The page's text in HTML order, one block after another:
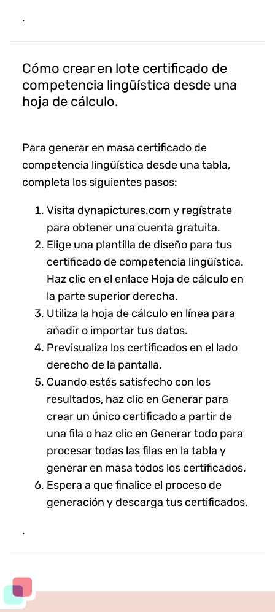
.
Cómo crear en lote certificado de
competencia lingüística desde una
hoja de cálculo.
Para generar en masa certificado de
competencia lingüística desde una tabla,
completa los siguientes pasos:
Visita dynapictures.com y regístrate
para obtener una cuenta gratuita.
Elige una plantilla de diseño para tus
certificado de competencia lingüística.
Haz clic en el enlace Hoja de cálculo en
la parte superior derecha.
Utiliza la hoja de cálculo en línea para
añadir o importar tus datos.
Previsualiza los certificados en el lado
derecho de la pantalla.
Cuando estés satisfecho con los
resultados, haz clic en Generar para
crear un único certificado a partir de
una fila o haz clic en Generar todo para
procesar todas las filas en la tabla y
generar en masa todos los certificados.
Espera a que finalice el proceso de
generación y descarga tus certificados.
.